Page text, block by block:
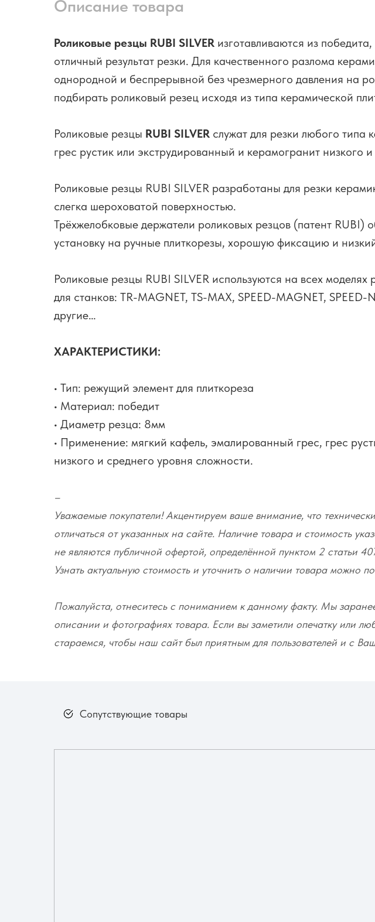
Описание товара
Роликовые резцы RUBI SILVER изготавливаются из
отличный результат резки. Для качественного разлома
однородной и беспрерывной без чрезмерного давления на
подбирать роликовый резец исходя из типа керамической
Роликовые резцы RUBI SILVER служат для резки любого типа
грес рустик или экструдированный и керамогранит низкого
Роликовые резцы RUBI SILVER разработаны для резки
слегка шероховатой поверхностью.
Трёхжелобковые держатели роликовых резцов (патент RUBI)
установку на ручные плиткорезы, хорошую фиксацию и
Роликовые резцы RUBI SILVER используются на всех
для станков: TR-MAGNET, TS-MAX, SPEED-MAGNET, SPEED-
другие…
ХАРАКТЕРИСТИКИ:
• Тип: режущий элемент для плиткореза
• Материал: победит
• Диаметр резца: 8мм
• Применение: мягкий кафель, эмалированный грес, грес
низкого и среднего уровня сложности.
–
Уважаемые покупатели! Акцентируем ваше внимание, что
отличаться от указанных на сайте. Наличие товара и стоимость
не являются публичной офертой, определённой пунктом 2 статьи
Узнать актуальную стоимость и уточнить о наличии товара можно
Пожалуйста, отнеситесь с пониманием к данному факту. Мы
описании и фотографиях товара. Если вы заметили опечатку или
стараемся, чтобы наш сайт был приятным для пользователей и с
Сопутствующие товары